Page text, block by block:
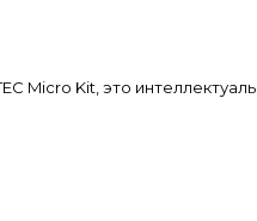
Micro Kit, это интеллектуаль..